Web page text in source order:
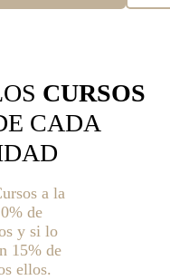
CURSOS
CADA
a la
de
y si lo
15% de
ellos.